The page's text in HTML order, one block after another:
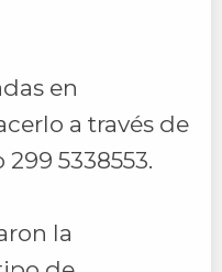
en
a través de
5338553.
la